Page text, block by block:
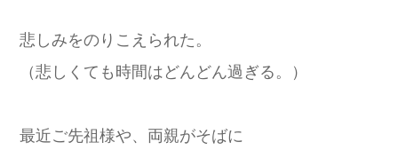
悲しみをのりこえられた。
（悲しくても時間はどんどん過ぎる。）
最近ご先祖様や、両親がそばに